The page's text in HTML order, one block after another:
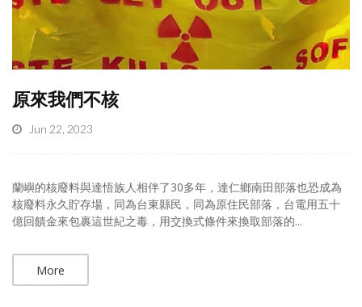
原來我們不核
Jun 22, 2023
蘭嶼的核廢料與達悟族人相伴了30多年，達仁鄉南田部落也恐成為
核廢料永久貯存場，同為台東縣民，同為原住民部落，台電用五十
億回饋金來包裹這世紀之毒，用交換式條件來換取部落的...
More